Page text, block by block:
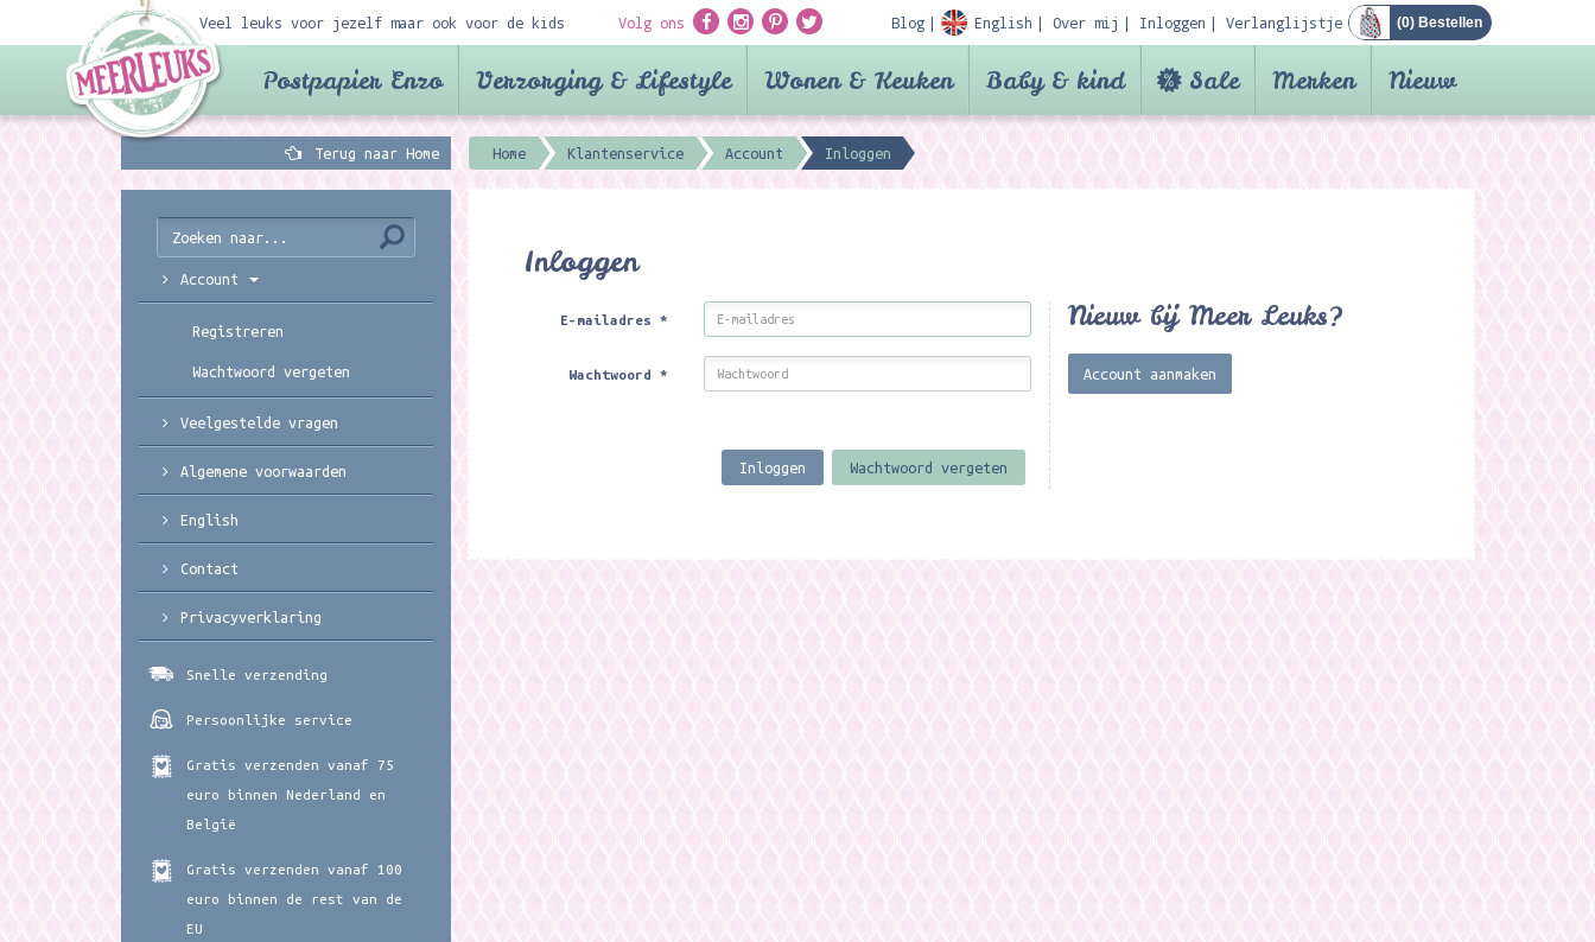
Veel leuks voor jezelf maar ook voor de kids Volg ons Blog English Over mij Inloggen Verlanglijstje (0) Bestellen
Postpapier Enzo Verzorging & Lifestyle Wonen & Keuken Baby & kind Sale Merken Nieuw
Terug naar Home Home Klantenservice Account Inloggen
Inloggen
E-mailadres*
Wachtwoord*
Inloggen Wachtwoord vergeten
Nieuw bij Meer Leuks?
Account aanmaken
Account
Registreren
Wachtwoord vergeten
Veelgestelde vragen
Algemene voorwaarden
English
Contact
Privacyverklaring
Snelle verzending
Persoonlijke service
Gratis verzenden vanaf 75
euro binnen Nederland en
België
Gratis verzenden vanaf 100
euro binnen de rest van de
EU